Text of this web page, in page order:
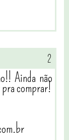
Ainda não
comprar!